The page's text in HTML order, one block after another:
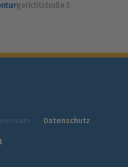
gerichtstraße 3
Datenschutz